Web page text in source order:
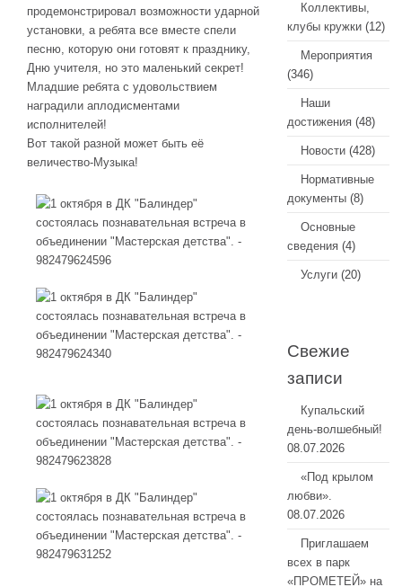
продемонстрировал возможности ударной
установки, а ребята все вместе спели
песню, которую они готовят к празднику,
Дню учителя, но это маленький секрет!
Младшие ребята с удовольствием
наградили аплодисментами
исполнителей!
Вот такой разной может быть её
величество-Музыка!
Коллективы,
клубы кружки (12)
Мероприятия
(346)
Наши
достижения (48)
Новости (428)
Нормативные
документы (8)
Основные
сведения (4)
Услуги (20)
Свежие
записи
Купальский
день-волшебный!
08.07.2026
«Под крылом
любви».
08.07.2026
Приглашаем
всех в парк
«ПРОМЕТЕЙ» на